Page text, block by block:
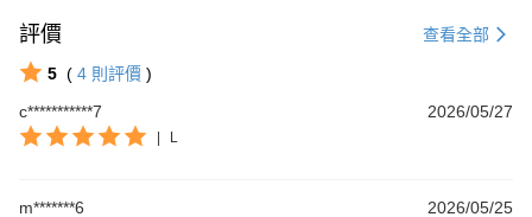
評價 查看全部
5 ( 4 則評價 )
c***********7
2026/05/27
L
m*******6 2026/05/25